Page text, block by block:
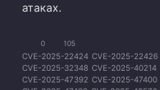
атаках.
0 105
CVE-2025-22424 CVE-2025-22426
CVE-2025-32348 CVE-2025-40214
CVE-2025-47392 CVE-2025-47400